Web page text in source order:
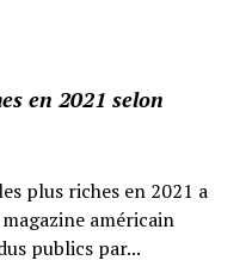
en 2021 selon
plus riches en 2021 a
américain
publics par...